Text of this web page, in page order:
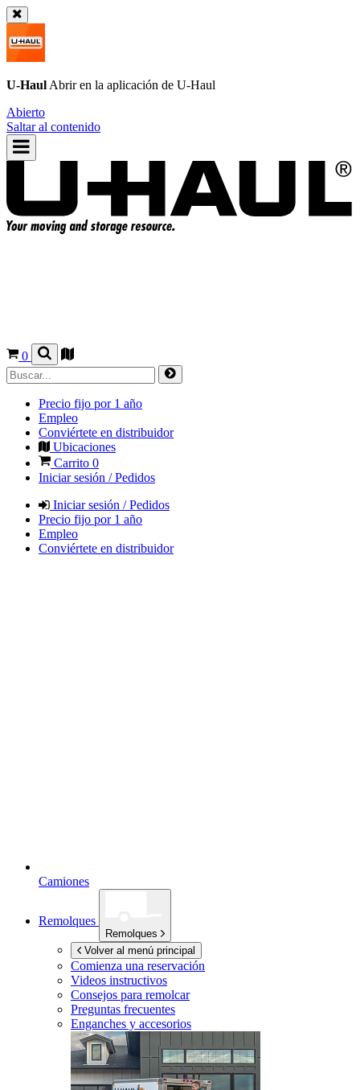
U-Haul Abrir en la aplicación de U-Haul
Abierto
Saltar al contenido
0
Precio fijo por 1 año
Empleo
Conviértete en distribuidor
Ubicaciones
Carrito 0
Iniciar sesión / Pedidos
Iniciar sesión / Pedidos
Precio fijo por 1 año
Empleo
Conviértete en distribuidor
Camiones
Remolques
Remolques
Volver al menú principal
Comienza una reservación
Videos instructivos
Consejos para remolcar
Preguntas frecuentes
Enganches y accesorios